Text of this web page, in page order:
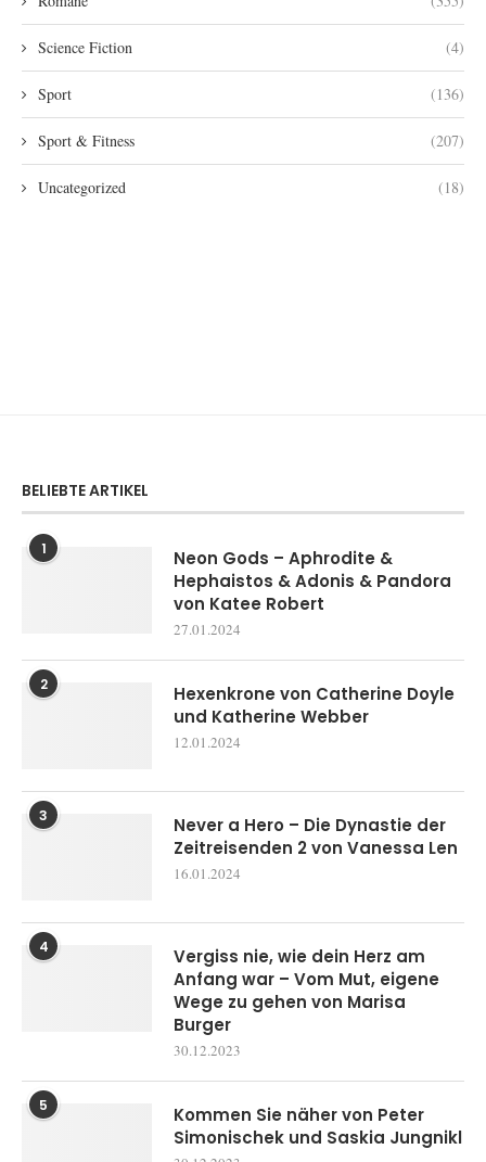
Science Fiction (4)
Sport (136)
Sport & Fitness (207)
Uncategorized (18)
BELIEBTE ARTIKEL
1
Neon Gods – Aphrodite &
Hephaistos & Adonis & Pandora
von Katee Robert
27.01.2024
2
Hexenkrone von Catherine Doyle
und Katherine Webber
12.01.2024
3
Never a Hero – Die Dynastie der
Zeitreisenden 2 von Vanessa Len
16.01.2024
4
Vergiss nie, wie dein Herz am
Anfang war – Vom Mut, eigene
Wege zu gehen von Marisa
Burger
30.12.2023
5
Kommen Sie näher von Peter
Simonischek und Saskia Jungnikl